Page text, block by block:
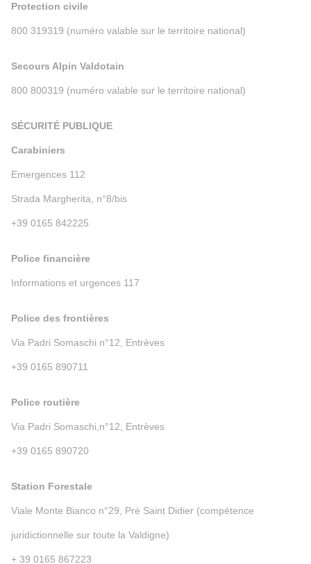
Protection civile
800 319319 (numéro valable sur le territoire national)
Secours Alpin Valdotain
800 800319 (numéro valable sur le territoire national)
SÉCURITÉ PUBLIQUE
Carabiniers
Emergences 112
Strada Margherita, n°8/bis
+39 0165 842225
Police financière
Informations et urgences 117
Police des frontières
Via Padri Somaschi n°12, Entrèves
+39 0165 890711
Police routière
Via Padri Somaschi,n°12, Entrèves
+39 0165 890720
Station Forestale
Viale Monte Bianco n°29, Pré Saint Didier (compétence
juridictionnelle sur toute la Valdigne)
+ 39 0165 867223